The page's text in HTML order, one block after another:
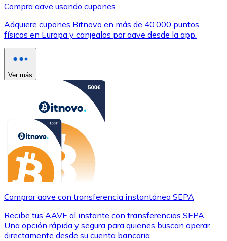
Compra aave usando cupones
Adquiere cupones Bitnovo en más de 40.000 puntos
físicos en Europa y canjealos por aave desde la app.
Ver más
Comprar aave con transferencia instantánea SEPA
Recibe tus AAVE al instante con transferencias SEPA.
Una opción rápida y segura para quienes buscan operar
directamente desde su cuenta bancaria.